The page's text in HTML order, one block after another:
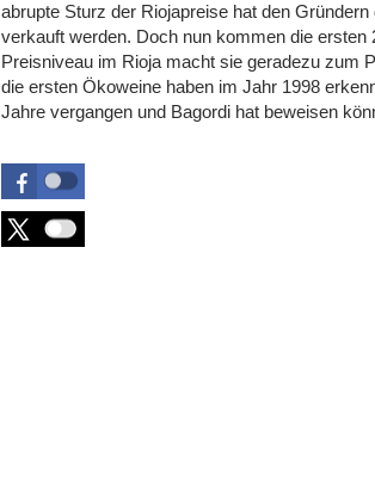
abrupte Sturz der Riojapreise hat den
verkauft werden. Doch nun kommen die
Preisniveau im Rioja macht sie geradezu zum
die ersten Ökoweine haben im Jahr 1998
Jahre vergangen und Bagordi hat beweisen